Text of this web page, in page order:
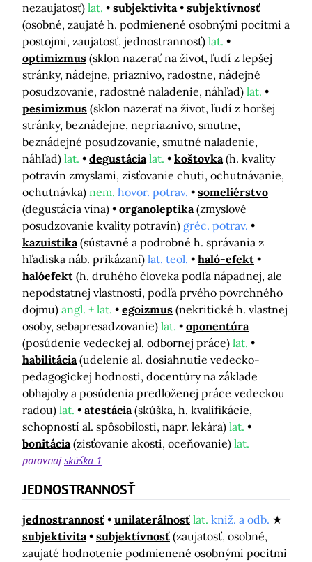
nezaujatosť) lat. subjektivita
subjektívnosť
(osobné, zaujaté h. podmienené osobnými pocitmi a
postojmi, zaujatosť, jednostrannosť) lat.
optimizmus (sklon nazerať na život, ľudí z lepšej
stránky, nádejne, priaznivo, radostne, nádejné
posudzovanie, radostné naladenie, náhľad) lat.
pesimizmus (sklon nazerať na život, ľudí z horšej
stránky, beznádejne, nepriaznivo, smutne,
beznádejné posudzovanie, smutné naladenie,
náhľad) lat. degustácia lat. koštovka (h. kvality
potravín zmyslami, zisťovanie chuti, ochutnávanie,
ochutnávka) nem. hovor. potrav.
someliérstvo
(degustácia vína)
organoleptika (zmyslové
posudzovanie kvality potravín) gréc. potrav.
kazuistika (sústavné a podrobné h. správania z
hľadiska náb. prikázaní) lat. teol.
haló-efekt
halóefekt (h. druhého človeka podľa nápadnej, ale
nepodstatnej vlastnosti, podľa prvého povrchného
dojmu) angl. + lat. egoizmus (nekritické h. vlastnej
osoby, sebapresadzovanie) lat.
oponentúra
(posúdenie vedeckej al. odbornej práce) lat.
habilitácia (udelenie al. dosiahnutie vedecko-
pedagogickej hodnosti, docentúry na základe
obhajoby a posúdenia predloženej práce vedeckou
radou) lat. atestácia (skúška, h. kvalifikácie,
schopností al. spôsobilosti, napr. lekára) lat.
bonitácia (zisťovanie akosti, oceňovanie) lat.
porovnajskúška 1
JEDNOSTRANNOSŤ
jednostrannosť unilaterálnosť lat. kniž. a odb.
subjektivita
subjektívnosť (zaujatosť, osobné,
zaujaté hodnotenie podmienené osobnými pocitmi